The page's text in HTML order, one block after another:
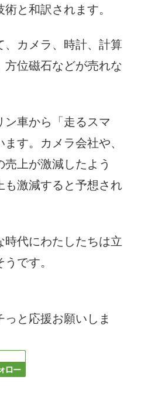
と和訳されます。
、カメラ、時計、計算
方位磁石などが売れな
ン車から「走るスマ
す。カメラ会社や、
上が激減したよう
も激減すると予想され
時代にわたしたちは立
です。
と応援お願いしま